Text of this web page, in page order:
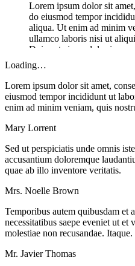
Lorem ipsum dolor sit
do eiusmod tempor
aliqua. Ut enim ad minim
ullamco laboris nisi ut
Duis aute irure dolor in
Loading…
Lorem ipsum dolor sit amet,
eiusmod tempor incididunt ut
enim ad minim veniam, quis
Mary Lorrent
Sed ut perspiciatis unde omnis
accusantium doloremque
quae ab illo inventore veritatis.
Mrs. Noelle Brown
Temporibus autem quibusdam et
necessitatibus saepe eveniet ut et
molestiae non recusandae. Itaque.
Mr. Javier Thomas